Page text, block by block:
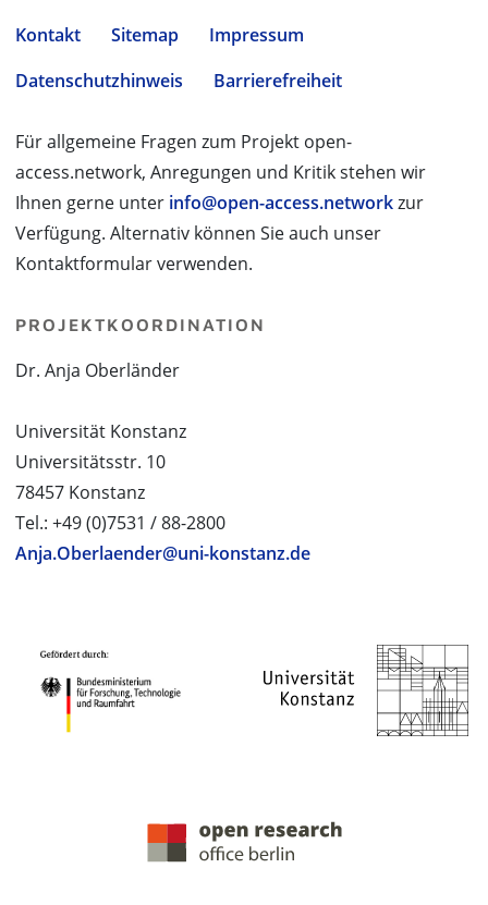
Kontakt Sitemap
Impressum
Datenschutzhinweis
Barrierefreiheit
Für allgemeine Fragen zum Projekt open-
access.network, Anregungen und Kritik stehen wir
Ihnen gerne unter info@open-access.networkzur
Verfügung. Alternativ können Sie auch unser
Kontaktformular verwenden.
PROJEKTKOORDINATION
Dr. Anja Oberländer
Universität Konstanz
Universitätsstr. 10
78457 Konstanz
Tel.: +49 (0)7531 / 88-2800
Anja.Oberlaender@uni-konstanz.de